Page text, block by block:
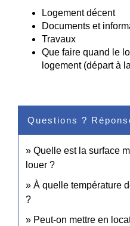
Logement décent
Documents et
Travaux
Que faire quand le
logement (départ à
Questions ?
Quelle est la surface
louer ?
À quelle température
?
Peut-on mettre en